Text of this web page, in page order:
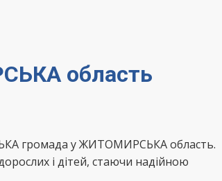
область
громада у ЖИТОМИРСЬКА область.
і дітей, стаючи надійною